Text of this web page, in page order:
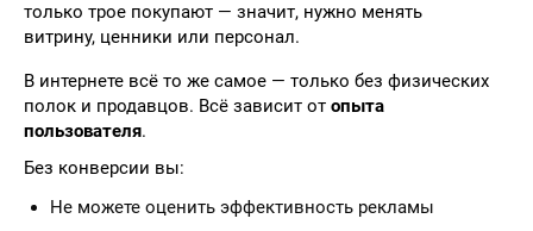
только трое покупают — значит, нужно менять
витрину, ценники или персонал.
В интернете всё то же самое — только без физических
полок и продавцов. Всё зависит от опыта
пользователя.
Без конверсии вы:
Не можете оценить эффективность рекламы